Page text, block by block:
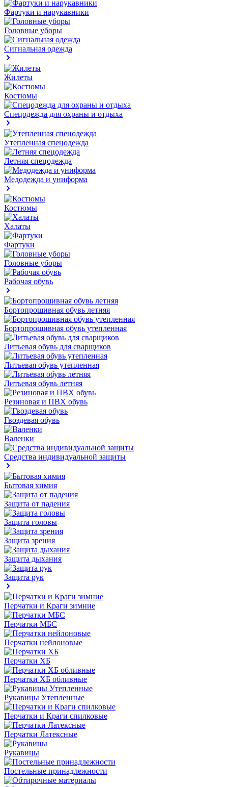
Фартуки и нарукавники
Головные уборы
Сигнальная одежда
Жилеты
Костюмы
Спецодежда для охраны и отдыха
Утепленная спецодежда
Летняя спецодежда
Медодежда и униформа
Костюмы
Халаты
Фартуки
Головные уборы
Рабочая обувь
Бортопрошивная обувь летняя
Бортопрошивная обувь утепленная
Литьевая обувь для сварщиков
Литьевая обувь утепленная
Литьевая обувь летняя
Резиновая и ПВХ обувь
Гвоздевая обувь
Валенки
Средства индивидуальной защиты
Бытовая химия
Защита от падения
Защита головы
Защита зрения
Защита дыхания
Защита рук
Перчатки и Краги зимние
Перчатки МБС
Перчатки нейлоновые
Перчатки ХБ
Перчатки ХБ обливные
Рукавицы Утепленные
Перчатки и Краги спилковые
Перчатки Латексные
Рукавицы
Постельные принадлежности